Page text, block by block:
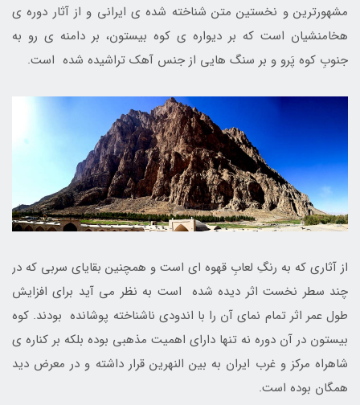
مشهورترین و نخستین متن شناخته شده ی ایرانی و از آثار دوره ی
هخامنشیان است که بر دیواره ی کوه بیستون، بر دامنه ی رو به
جنوبِ کوه پَرو و بر سنگ هایی از جنس آهک تراشیده شده است.
از آثاری که به رنگِ لعابِ قهوه ای است و همچنین بقایای سربی که در
چند سطر نخست اثر دیده شده است به نظر می آید برای افزایش
طول عمر اثر تمام نمای آن را با اندودی ناشناخته پوشانده بودند. کوه
بیستون در آن دوره نه تنها دارای اهمیت مذهبی بوده بلکه بر کناره ی
شاهراه مرکز و غرب ایران به بین النهرین قرار داشته و در معرض دید
همگان بوده است.